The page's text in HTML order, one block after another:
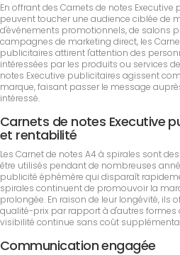
En offrant des Carnets de notes
peuvent toucher une audience ciblée de
d'événements promotionnels, de salons
campagnes de marketing direct, les
publicitaires attirent l'attention des
intéressées par les produits ou services
notes Executive publicitaires agissent
marque, faisant passer le message
intéressé.
Carnets de notes Executive
et rentabilité
Les Carnet de notes A4 à spirales sont
être utilisés pendant de nombreuses
publicité éphémère qui disparaît
spirales continuent de promouvoir la
prolongée. En raison de leur longévité, ils
qualité-prix par rapport à d'autres formes
visibilité continue sans coût
Communication engagée